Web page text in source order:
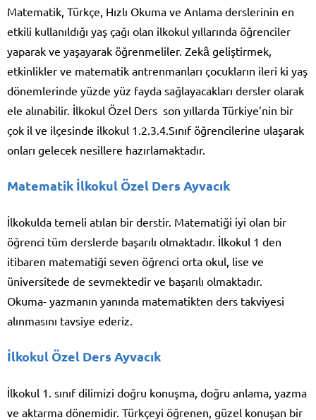
Matematik, Türkçe, Hızlı Okuma ve Anlama derslerinin en
etkili kullanıldığı yaş çağı olan ilkokul yıllarında öğrenciler
yaparak ve yaşayarak öğrenmeliler. Zekâ geliştirmek,
etkinlikler ve matematik antrenmanları çocukların ileri ki yaş
dönemlerinde yüzde yüz fayda sağlayacakları dersler olarak
ele alınabilir. İlkokul Özel Ders son yıllarda Türkiye’nin bir
çok il ve ilçesinde ilkokul 1.2.3.4.Sınıf öğrencilerine ulaşarak
onları gelecek nesillere hazırlamaktadır.
Matematik İlkokul Özel Ders Ayvacık
İlkokulda temeli atılan bir derstir. Matematiği iyi olan bir
öğrenci tüm derslerde başarılı olmaktadır. İlkokul 1 den
itibaren matematiği seven öğrenci orta okul, lise ve
üniversitede de sevmektedir ve başarılı olmaktadır.
Okuma- yazmanın yanında matematikten ders takviyesi
alınmasını tavsiye ederiz.
İlkokul Özel Ders Ayvacık
İlkokul 1. sınıf dilimizi doğru konuşma, doğru anlama, yazma
ve aktarma dönemidir. Türkçeyi öğrenen, güzel konuşan bir